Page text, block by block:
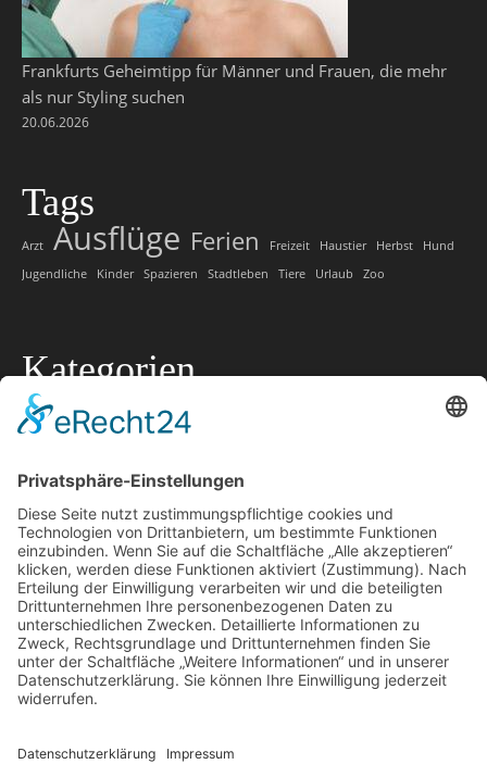
Frankfurts Geheimtipp für Männer und Frauen, die mehr
als nur Styling suchen
20.06.2026
Tags
Arzt Ausflüge Ferien Freizeit Haustier Herbst
Hund
Jugendliche
Kinder Spazieren Stadtleben Tiere Urlaub Zoo
Kategorien
Allgemein
Lokale Tipps
Marketing
Offtopic
Technik